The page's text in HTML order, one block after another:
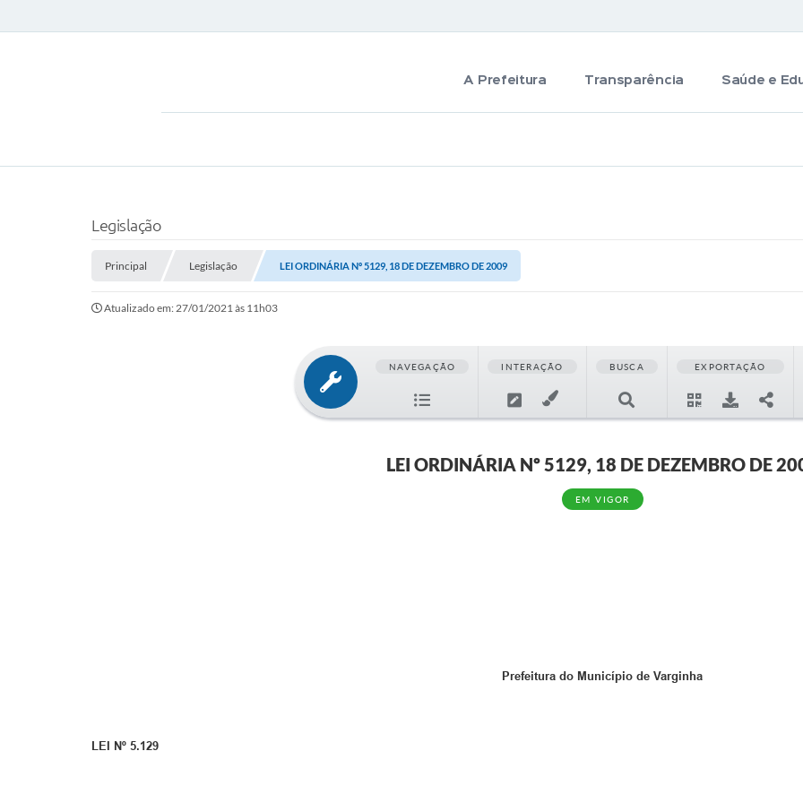
A Prefeitura Transparência Saúde e
Legislação
Principal Legislação LEI ORDINÁRIA Nº 5129, 18 DE DEZEMBRO DE 2009
Atualizado em: 27/01/2021 às 11h03
NAVEGAÇÃO INTERAÇÃO BUSCA EXPORTAÇÃO
LEI ORDINÁRIA Nº 5129, 18 DE DEZEMBRO DE
EM VIGOR
Prefeitura do Município de Varginha
LEI Nº 5.129